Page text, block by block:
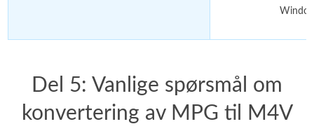
Del 5: Vanlige spørsmål om
konvertering av MPG til M4V